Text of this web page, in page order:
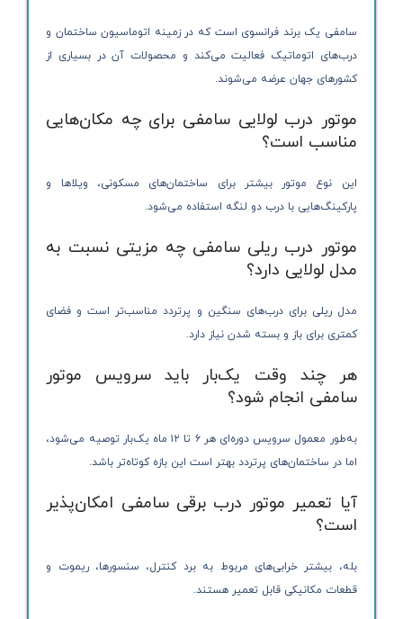
سامفی یک برند فرانسوی است که در زمینه اتوماسیون ساختمان و
درب‌های اتوماتیک فعالیت می‌کند و محصولات آن در بسیاری از
کشورهای جهان عرضه می‌شوند.
موتور درب لولایی سامفی برای چه مکان‌هایی
مناسب است؟
این نوع موتور بیشتر برای ساختمان‌های مسکونی، ویلاها و
پارکینگ‌هایی با درب دو لنگه استفاده می‌شود.
موتور درب ریلی سامفی چه مزیتی نسبت به
مدل لولایی دارد؟
مدل ریلی برای درب‌های سنگین و پرتردد مناسب‌تر است و فضای
کمتری برای باز و بسته شدن نیاز دارد.
هر چند وقت یک‌بار باید سرویس موتور
سامفی انجام شود؟
به‌طور معمول سرویس دوره‌ای هر ۶ تا ۱۲ ماه یک‌بار توصیه می‌شود،
اما در ساختمان‌های پرتردد بهتر است این بازه کوتاه‌تر باشد.
آیا تعمیر موتور درب برقی سامفی امکان‌پذیر
است؟
بله، بیشتر خرابی‌های مربوط به برد کنترل، سنسورها، ریموت و
قطعات مکانیکی قابل تعمیر هستند.